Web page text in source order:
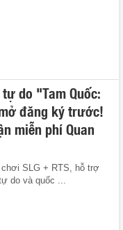
tự do "Tam Quốc:
đăng ký trước!
miễn phí Quan
SLG + RTS, hỗ trợ
do và quốc ...